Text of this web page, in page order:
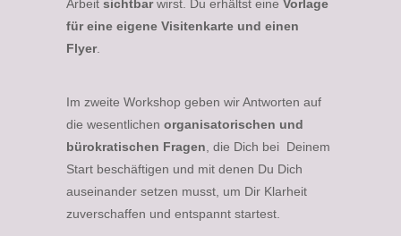
Arbeit sichtbarwirst. Du erhältst eine Vorlage
für eine eigene Visitenkarte und einen
Flyer.
Im zweite Workshop geben wir Antworten auf
die wesentlichen organisatorischen und
bürokratischen Fragen, die Dich bei Deinem
Start beschäftigen und mit denen Du Dich
auseinander setzen musst, um Dir Klarheit
zuverschaffen und entspannt startest.